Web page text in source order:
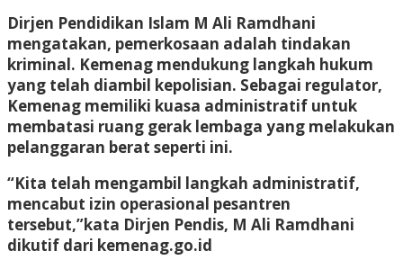
Dirjen Pendidikan Islam M Ali Ramdhani
mengatakan, pemerkosaan adalah tindakan
kriminal. Kemenag mendukung langkah hukum
yang telah diambil kepolisian. Sebagai regulator,
Kemenag memiliki kuasa administratif untuk
membatasi ruang gerak lembaga yang melakukan
pelanggaran berat seperti ini.
“Kita telah mengambil langkah administratif,
mencabut izin operasional pesantren
tersebut,”kata Dirjen Pendis, M Ali Ramdhani
dikutif dari kemenag.go.id